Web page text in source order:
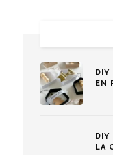
DIY
EN
DIY
LA